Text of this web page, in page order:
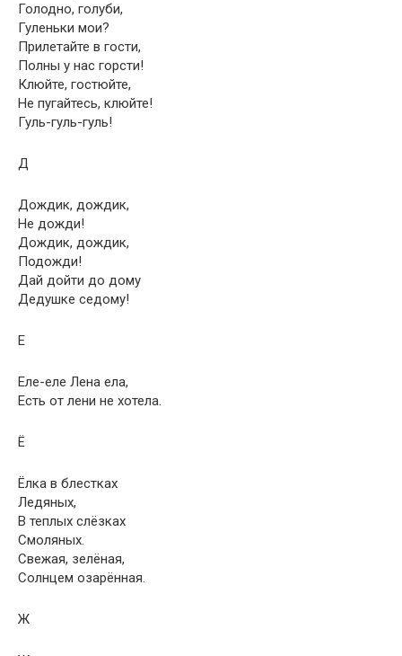
Голодно, голуби,
Гуленьки мои?
Прилетайте в гости,
Полны у нас горсти!
Клюйте, гостюйте,
Не пугайтесь, клюйте!
Гуль-гуль-гуль!
Д
Дождик, дождик,
Не дожди!
Дождик, дождик,
Подожди!
Дай дойти до дому
Дедушке седому!
Е
Еле-еле Лена ела,
Есть от лени не хотела.
Ё
Ёлка в блестках
Ледяных,
В теплых слёзках
Смоляных.
Свежая, зелёная,
Солнцем озарённая.
Ж